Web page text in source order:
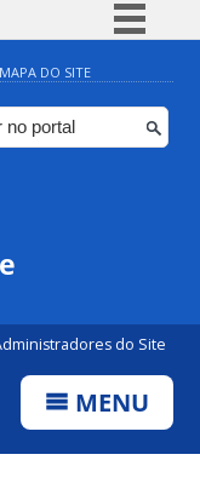
Simplifique!
BR
Participe
MAPA DO SITE
do Site
MENU